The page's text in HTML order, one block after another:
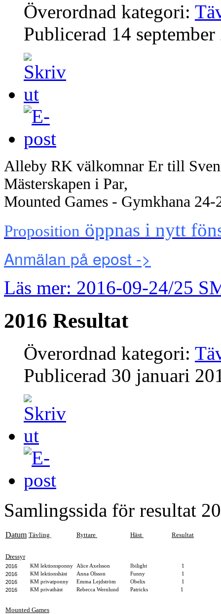
Överordnad kategori:
Publicerad 14
Alleby RK välkomnar Er till
Mästerskapen i Par,
Mounted Games - Gymkhana 24-
Proposition öppnas i nytt
Anmälan på epost ->
Läs mer: 2016-09-24/25
2016 Resultat
Överordnad kategori:
Publicerad 30 januari
Samlingssida för resultat
Datum Tävling Ryttare Häst Resultat
Dressyr
2016 KM lektionsponny Alice Axelsson Ibilight 1
2016 KM lektionshäst Anna Olsson Funny 1
2016 KM privatponny Emma Lejdström Obelix 1
2016 KM privathäst Rebecca Wernlund Patricks 1
Mounted Games